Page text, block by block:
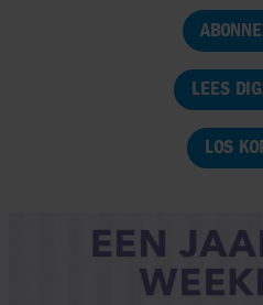
LEES
LOS